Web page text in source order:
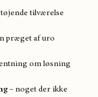
tilværelse
præget af uro
om løsning
– noget der ikke